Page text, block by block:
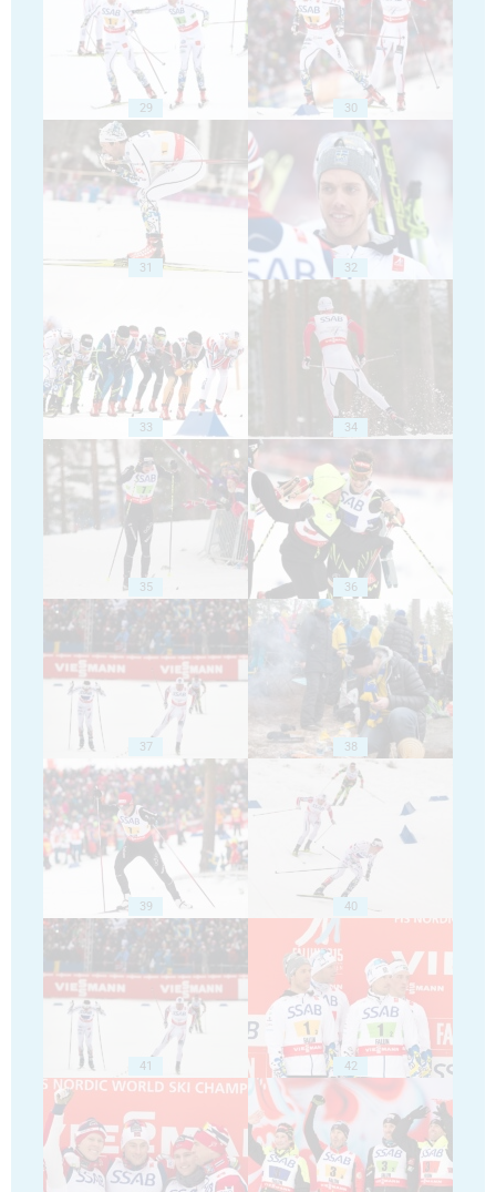
29 30
31 32
33 34
35 36
37 38
39 40
41 42